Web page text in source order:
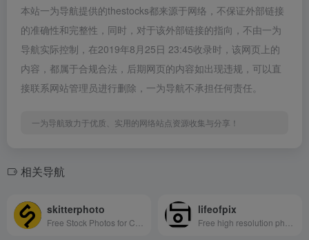
本站一为导航提供的thestocks都来源于网络，不保证外部链接
的准确性和完整性，同时，对于该外部链接的指向，不由一为
导航实际控制，在2019年8月25日 23:45收录时，该网页上的
内容，都属于合规合法，后期网页的内容如出现违规，可以直
接联系网站管理员进行删除，一为导航不承担任何责任。
一为导航致力于优质、实用的网络站点资源收集与分享！
相关导航
skitterphoto lifeofpix